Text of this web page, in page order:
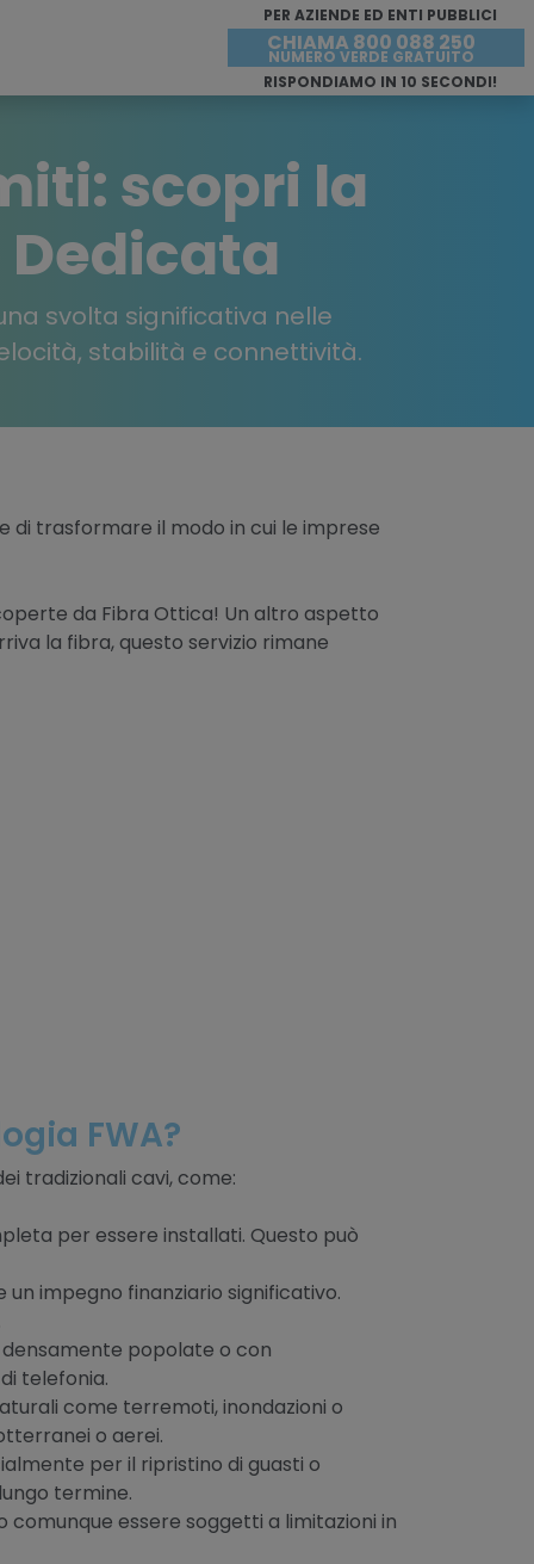
PER AZIENDE ED ENTI PUBBLICI
CHIAMA 800 088 250
NUMERO VERDE GRATUITO
RISPONDIAMO IN 10 SECONDI!
scopri la
Dedicata
svolta significativa nelle
stabilità e connettività.
di trasformare il modo in cui le imprese
da Fibra Ottica! Un altro aspetto
la fibra, questo servizio rimane
FWA?
tradizionali cavi, come:
per essere installati. Questo può
un impegno finanziario significativo.
popolate o con
telefonia.
come terremoti, inondazioni o
o aerei.
per il ripristino di guasti o
termine.
essere soggetti a limitazioni in